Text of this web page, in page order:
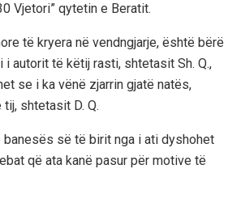
Vjetori” qytetin e Beratit.
të kryera në vendngjarje, është bërë
i autorit të këtij rasti, shtetasit Sh. Q.,
se i ka vënë zjarrin gjatë natës,
shtetasit D. Q.
banesës së të birit nga i ati dyshohet
që ata kanë pasur për motive të